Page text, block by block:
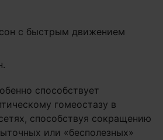
с быстрым движением
способствует
гомеостазу в
способствуя сокращению
или «бесполезных»